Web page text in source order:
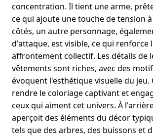
concentration. Il tient une arme,
ce qui ajoute une touche de tension à
côtés, un autre personnage,
d'attaque, est visible, ce qui renforce
affrontement collectif. Les détails de
vêtements sont riches, avec des
évoquent l'esthétique visuelle du jeu.
rendre le coloriage captivant et
ceux qui aiment cet univers. À
aperçoit des éléments du décor
tels que des arbres, des buissons et